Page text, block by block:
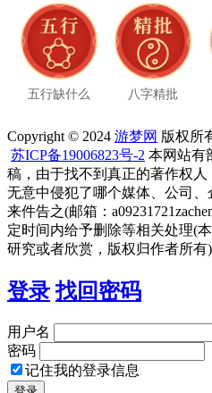
五行缺什么 八字精批
Copyright © 2024 游梦网 版权所
苏ICP备19006823号-2 本网站有
稿，由于找不到真正的著作权
无意中侵犯了哪个媒体、公司
来件告之(邮箱：
定时间内给予删除等相关处理(
研究或者欣赏，版权归作者所有)
登录 找回密码
用户名
密码
记住我的登录信息